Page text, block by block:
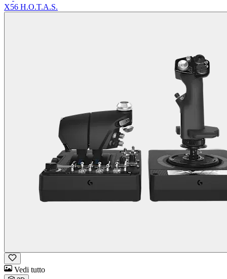
X56 H.O.T.A.S.
Vedi tutto